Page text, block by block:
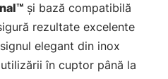
și bază compatibilă
rezultate excelente
elegant din inox
în cuptor până la